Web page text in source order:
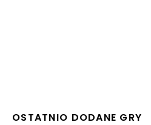
OSTATNIO DODANE GRY